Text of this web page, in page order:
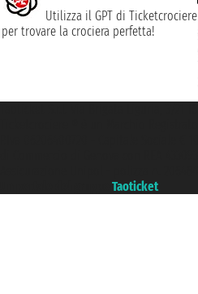
Utilizza il GPT di Ticketcrociere
per trovare la crociera perfetta!
Taoticket